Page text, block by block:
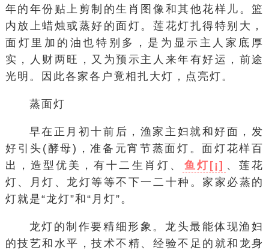
年的年份贴上剪制的生肖图像和其他花样儿。篮
内放上蜡烛或蒸好的面灯。莲花灯扎得特别大，
面灯里加的油也特别多，是为显示主人家底厚
实，人财两旺，又为预示主人来年有好运，前途
光明。因此各家各户竟相扎大灯，点亮灯。
蒸面灯
早在正月初十前后，渔家主妇就和好面，发
好引头(酵母)，准备元宵节蒸面灯。面灯花样百
出，造型优美，有十二生肖灯、
鱼灯[¡] 、莲花
灯、月灯、龙灯等等不下一二十种。家家必蒸的
灯就是“龙灯”和“月灯”。
龙灯的制作要精细形象。龙头最能体现渔妇
的技艺和水平，技术不精、经验不足的就和龙身